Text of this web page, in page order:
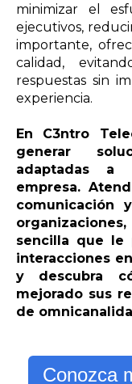
minimizar el
ejecutivos,
importante,
calidad,
respuestas sin
experiencia.
En C3ntro
generar
adaptadas a
empresa.
comunicación
sencilla que le
interacciones
y descubra
mejorado sus
de
Conozca